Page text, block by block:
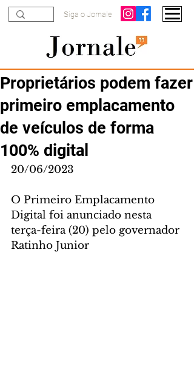
Siga o Jornale
Proprietários podem fazer
primeiro emplacamento
de veículos de forma
100% digital
20/06/2023
O Primeiro Emplacamento
Digital foi anunciado nesta
terça-feira (20) pelo governador
Ratinho Junior